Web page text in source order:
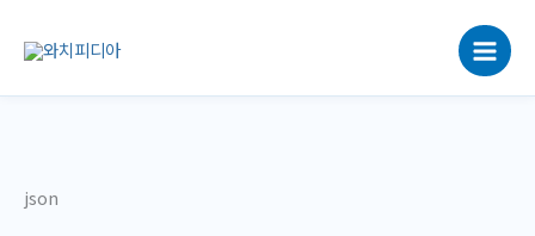
로
json